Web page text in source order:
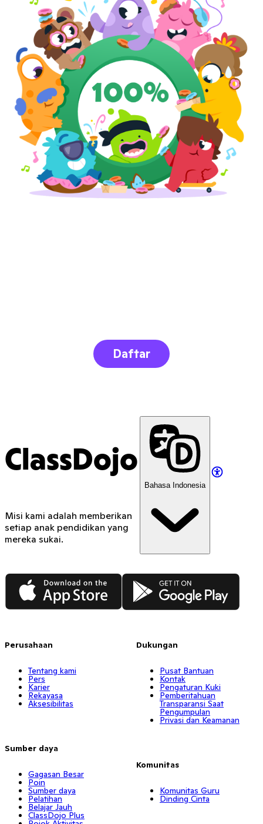
Daftar
ClassDojo
Misi kami adalah memberikan
setiap anak pendidikan yang
mereka sukai.
Bahasa Indonesia
App Store Google Play
Perusahaan
Tentang kami
Pers
Karier
Rekayasa
Aksesibilitas
Sumber daya
Gagasan Besar
Poin
Sumber daya
Pelatihan
Belajar Jauh
ClassDojo Plus
Dukungan
Pusat Bantuan
Kontak
Pengaturan Kuki
Pemberitahuan
Transparansi Saat
Pengumpulan
Privasi dan Keamanan
Komunitas
Komunitas Guru
Dinding Cinta